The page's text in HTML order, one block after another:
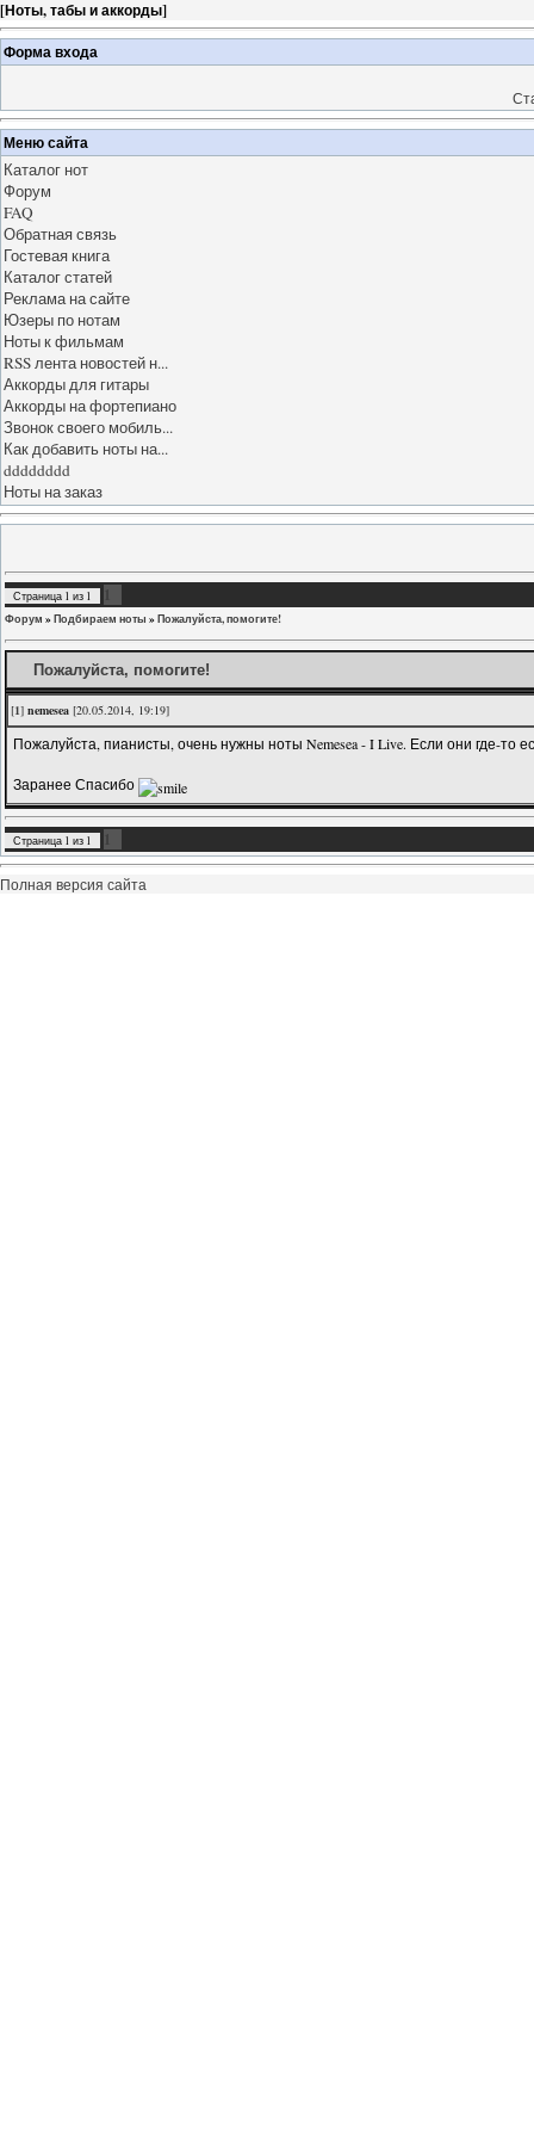
[Ноты, табы и аккорды]
Форма входа
Меню сайта
Каталог нот
Форум
FAQ
Обратная связь
Гостевая книга
Каталог статей
Реклама на сайте
Юзеры по нотам
Ноты к фильмам
RSS лента новостей н...
Аккорды для гитары
Аккорды на фортепиано
Звонок своего мобиль...
Как добавить ноты на...
dddddddd
Ноты на заказ
Страница 1 из 1 1
Форум »Подбираем ноты »Пожалуйста, помогите!
Пожалуйста, помогите!
[1] nemesea [20.05.2014, 19:19]
Пожалуйста, пианисты, очень нужны ноты Nemesea - I Live. Если они где-то
Заранее Спасибо
Страница 1 из 1 1
Полная версия сайта